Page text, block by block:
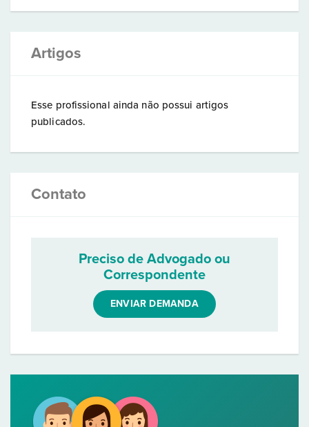
Artigos
Esse profissional ainda não possui artigos
publicados.
Contato
Preciso de Advogado ou
Correspondente
ENVIAR DEMANDA